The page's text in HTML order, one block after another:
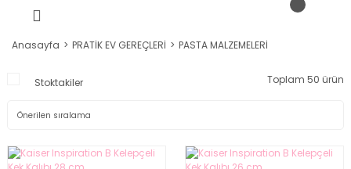
Anasayfa PRATİK EV GEREÇLERİ PASTA MALZEMELERİ
Stoktakiler Toplam 50 ürün